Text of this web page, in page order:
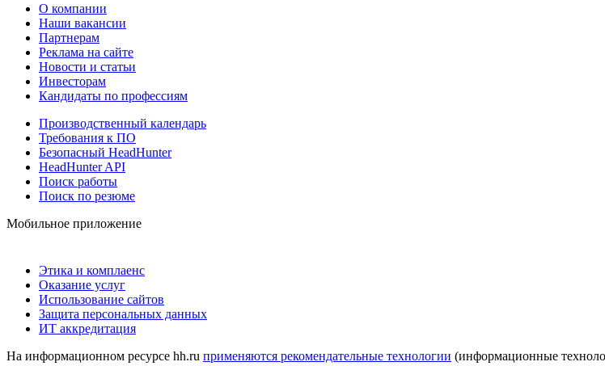
О компании
Наши вакансии
Партнерам
Реклама на сайте
Новости и статьи
Инвесторам
Кандидаты по профессиям
Производственный календарь
Требования к ПО
Безопасный HeadHunter
HeadHunter API
Поиск работы
Поиск по резюме
Мобильное приложение
Этика и комплаенс
Оказание услуг
Использование сайтов
Защита персональных данных
ИТ аккредитация
На информационном ресурсе hh.ru применяются рекомендательные технологии (информационные